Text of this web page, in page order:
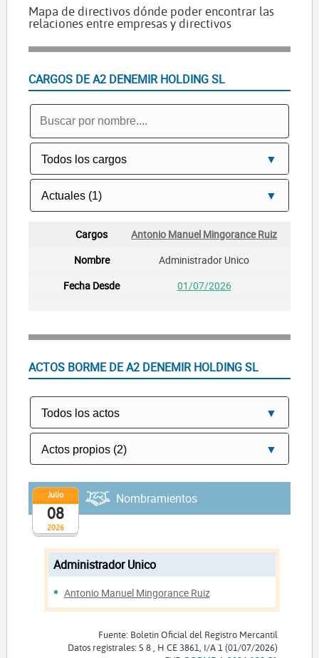
Mapa de directivos dónde poder encontrar las
relaciones entre empresas y directivos
CARGOS DE A2 DENEMIR HOLDING SL
Antonio Manuel Mingorance Ruiz
Administrador Unico
01/07/2026
ACTOS BORME DE A2 DENEMIR HOLDING SL
2026
Julio
08
Nombramientos
Administrador Unico
Antonio Manuel Mingorance Ruiz
Fuente: Boletín Oficial del Registro Mercantil
Datos registrales: S 8 , H CE 3861, I/A 1 (01/07/2026)